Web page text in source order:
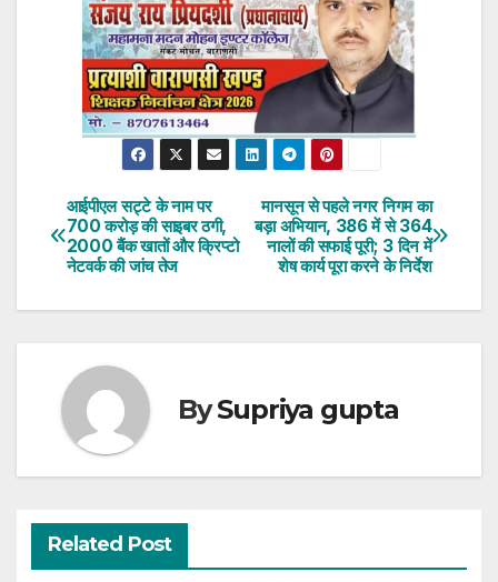
Post
navigation
मानसून से पहले नगर निगम का
बड़ा अभियान, 386 में से 364
नालों की सफाई पूरी; 3 दिन में
शेष कार्य पूरा करने के निर्देश
आईपीएल सट्टे के नाम पर
700 करोड़ की साइबर ठगी,
2000 बैंक खातों और क्रिप्टो
नेटवर्क की जांच तेज
BySupriya gupta
Related Post